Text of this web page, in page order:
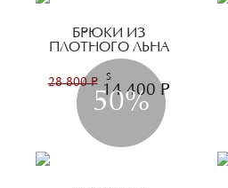
БРЮКИ ИЗ
ПЛОТНОГО ЛЬНА
28 800 Р14 400 Р
S
50%